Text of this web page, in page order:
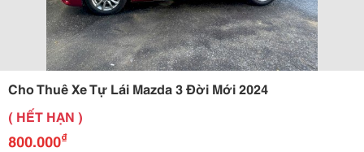
Cho Thuê Xe Tự Lái Mazda 3 Đời Mới 2024
( HẾT HẠN )
800.000₫